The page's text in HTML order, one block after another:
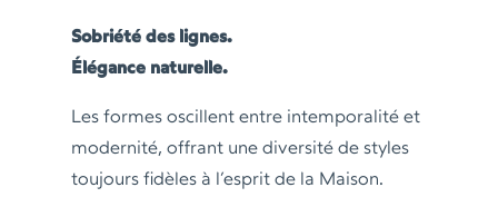
Sobriété des lignes.
Élégance naturelle.
Les formes oscillent entre intemporalité et
modernité, offrant une diversité de styles
toujours fidèles à l’esprit de la Maison.